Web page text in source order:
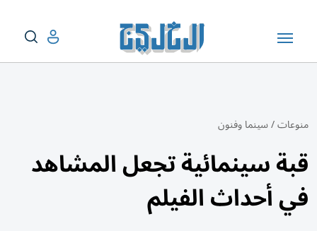
منوعات/سينما وفنون
قبة سينمائية تجعل المشاهد
في أحداث الفيلم